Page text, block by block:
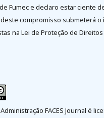
Fumec e declaro estar ciente
compromisso submeterá o
na Lei de Proteção de Direitos
FACES Journal é